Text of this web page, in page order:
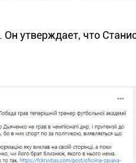
утверждает, что